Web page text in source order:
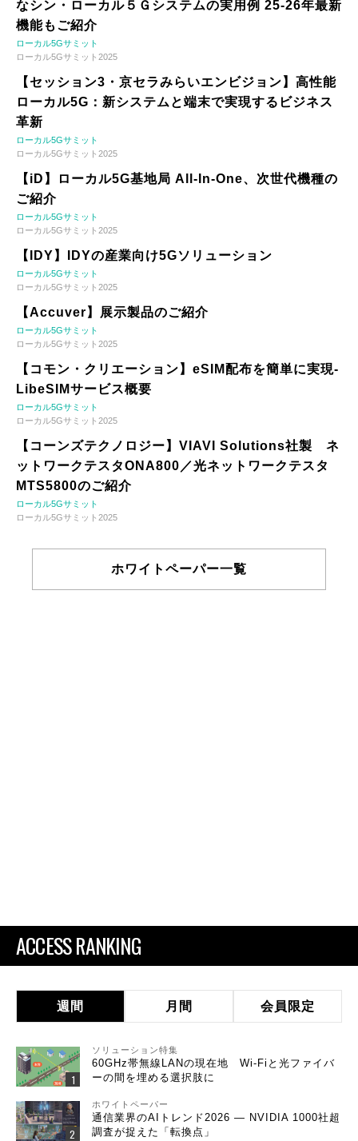
なシン・ローカル５Ｇシステムの実用例 25-26年最新
機能もご紹介
ローカル5Gサミット
ローカル5Gサミット2025
【セッション3・京セラみらいエンビジョン】高性能
ローカル5G：新システムと端末で実現するビジネス
革新
ローカル5Gサミット
ローカル5Gサミット2025
【iD】ローカル5G基地局 All-In-One、次世代機種の
ご紹介
ローカル5Gサミット
ローカル5Gサミット2025
【IDY】IDYの産業向け5Gソリューション
ローカル5Gサミット
ローカル5Gサミット2025
【Accuver】展示製品のご紹介
ローカル5Gサミット
ローカル5Gサミット2025
【コモン・クリエーション】eSIM配布を簡単に実現-
LibeSIMサービス概要
ローカル5Gサミット
ローカル5Gサミット2025
【コーンズテクノロジー】VIAVI Solutions社製 ネ
ットワークテスタONA800／光ネットワークテスタ
MTS5800のご紹介
ローカル5Gサミット
ローカル5Gサミット2025
ホワイトペーパー一覧
ACCESS RANKING
週間 月間 会員限定
ソリューション特集
60GHz帯無線LANの現在地 Wi-Fiと光ファイバ
ーの間を埋める選択肢に
ホワイトペーパー
通信業界のAIトレンド2026 ― NVIDIA 1000社超
調査が捉えた「転換点」